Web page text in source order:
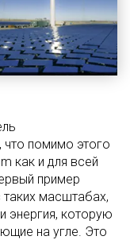
что помимо этого
как и для всей
пример
таких масштабах,
энергия, которую
на угле. Это